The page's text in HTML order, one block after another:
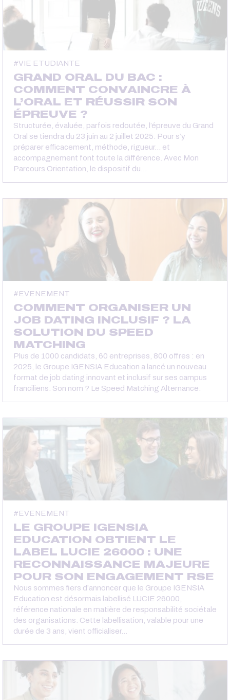
VIE ETUDIANTE
GRAND ORAL DU BAC :
COMMENT CONVAINCRE À
L’ORAL ET RÉUSSIR SON
ÉPREUVE ?
Structurée, évaluée, parfois redoutée, l’épreuve du Grand
Oral se tiendra du 23 juin au 2 juillet 2025. Pour s’y
préparer efficacement, méthode, rigueur… et
accompagnement font toute la différence. Avec Mon
Parcours Orientation, le dispositif du…
EVENEMENT
COMMENT ORGANISER UN
JOB DATING INCLUSIF ? LA
SOLUTION DU SPEED
MATCHING
Plus de 1000 candidats, 60 entreprises, 800 offres : en
2025, le Groupe IGENSIA Education a lancé un nouveau
format de job dating innovant et inclusif sur ses campus
franciliens. Son nom ? Le Speed Matching Alternance.
EVENEMENT
LE GROUPE IGENSIA
EDUCATION OBTIENT LE
LABEL LUCIE 26000 : UNE
RECONNAISSANCE MAJEURE
POUR SON ENGAGEMENT RSE
Nous sommes fiers d’annoncer que le Groupe IGENSIA
Education est désormais labellisé LUCIE 26000,
référence nationale en matière de responsabilité sociétale
des organisations. Cette labellisation, valable pour une
durée de 3 ans, vient officialiser…